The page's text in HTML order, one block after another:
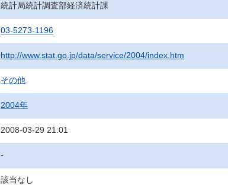
統計局統計調査部経済統計課
03-5273-1196
http://www.stat.go.jp/data/service/2004/index.htm
その他
2004年
2008-03-29 21:01
-
該当なし